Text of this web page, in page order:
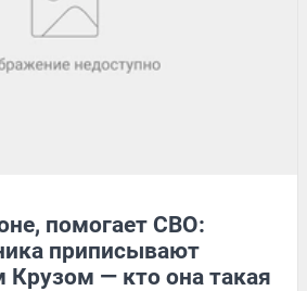
помогает СВО:
приписывают
Крузом — кто она такая